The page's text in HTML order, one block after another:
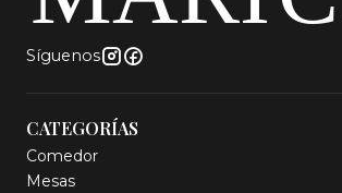
Síguenos
CATEGORÍAS
Comedor
Mesas